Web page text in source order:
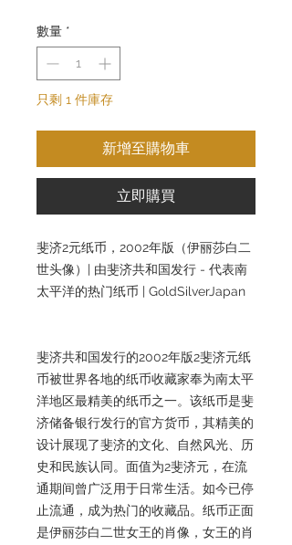
數量 *
只剩 1 件庫存
新增至購物車
立即購買
斐济2元纸币，2002年版（伊丽莎白二
世头像）| 由斐济共和国发行 - 代表南
太平洋的热门纸币 | GoldSilverJapan
斐济共和国发行的2002年版2斐济元纸
币被世界各地的纸币收藏家奉为南太平
洋地区最精美的纸币之一。该纸币是斐
济储备银行发行的官方货币，其精美的
设计展现了斐济的文化、自然风光、历
史和民族认同。面值为2斐济元，在流
通期间曾广泛用于日常生活。如今已停
止流通，成为热门的收藏品。纸币正面
是伊丽莎白二世女王的肖像，女王的肖